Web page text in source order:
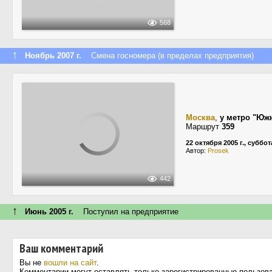
568
↑ Ноябрь 2007 г. Смена госномера (в пределах предприятия)
442
Москва, у метро
Маршрут 359
22 октября 2005 г.,
Автор: Prosek
↑ Июнь 2005 г. Поступил на предприятие
Ваш комментарий
Вы не вошли на сайт.